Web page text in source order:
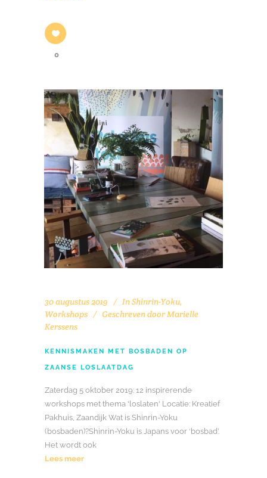
0
30 augustus 2019 InShinrin-Yoku,
Workshops
Geschreven doorMarielle
Kerssens
KENNISMAKEN MET BOSBADEN OP
ZAANSE LOSLAATDAG
Zaterdag 5 oktober 2019: 12 inspirerende
workshops met thema 'loslaten' Locatie: Kreatief
Pakhuis, Zaandijk Wat is Shinrin-Yoku
(bosbaden)?Shinrin-Yoku is Japans voor ‘bosbad’.
Het wordt ook
Lees meer